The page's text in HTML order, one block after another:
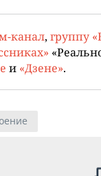
канал, группу
и «Дзене».